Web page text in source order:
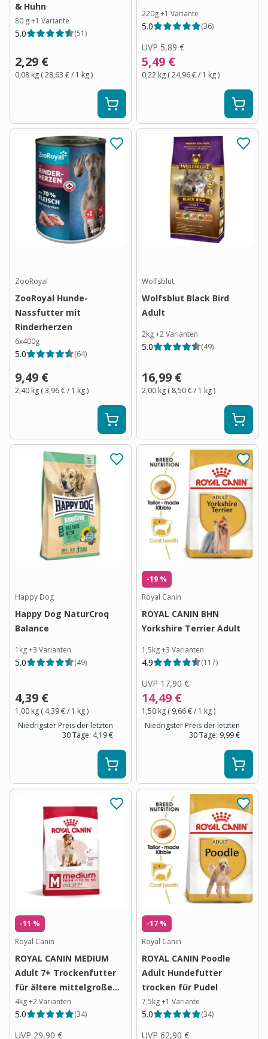
& Huhn
80 g+1 Variante
5.0 (51)
2,29 €
0,08 kg (28,63 €/ 1 kg)
220g+1 Variante
5.0 (36)
UVP 5,89 €
5,49 €
0,22 kg (24,96 €/ 1 kg)
ZooRoyal
ZooRoyal Hunde-
Nassfutter mit
Rinderherzen
6x400g
5.0 (64)
9,49 €
2,40 kg (3,96 €/ 1 kg)
Wolfsblut
Wolfsblut Black Bird
Adult
2kg+2Varianten
5.0 (49)
16,99 €
2,00 kg ( 8,50 €/ 1 kg)
Happy Dog
Happy Dog NaturCroq
Balance
1kg+3 Varianten
5.0 (49)
4,39 €
1,00 kg ( 4,39 €/ 1 kg)
Niedrigster Preis der letzten
30 Tage: 4,19 €
-19 %
Royal Canin
ROYAL CANIN BHN
Yorkshire Terrier Adult
1,5kg+3 Varianten
4.9 (117)
UVP 17,90 €
14,49 €
1,50 kg ( 9,66 €/ 1 kg)
Niedrigster Preis der letzten
30 Tage: 9,99 €
-11 %
Royal Canin
ROYAL CANIN MEDIUM
Adult 7+ Trockenfutter
für ältere mittelgroße
Hunde
4kg+2Varianten
5.0 (34)
UVP 29,90 €
-17 %
Royal Canin
ROYAL CANIN Poodle
Adult Hundefutter
trocken für Pudel
7,5kg+1 Variante
5.0 (34)
UVP 62,90 €